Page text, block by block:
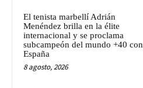
El tenista marbellí Adrián
Menéndez brilla en la élite
internacional y se proclama
subcampeón del mundo +40 con
España
8 agosto, 2026